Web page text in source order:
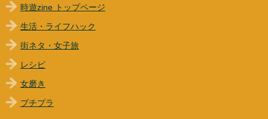
時遊zine トップページ
生活・ライフハック
街ネタ・女子旅
レシピ
女磨き
プチプラ